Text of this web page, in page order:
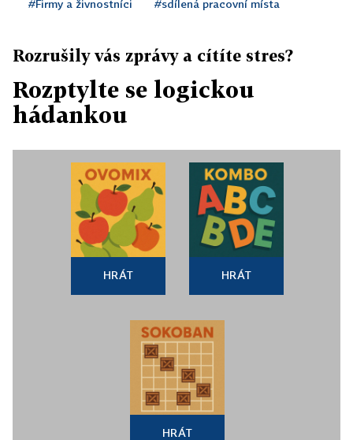
#Firmy a živnostníci #sdílená pracovní místa
Rozrušily vás zprávy a cítíte stres?
Rozptylte se logickou
hádankou
HRÁT HRÁT
HRÁT